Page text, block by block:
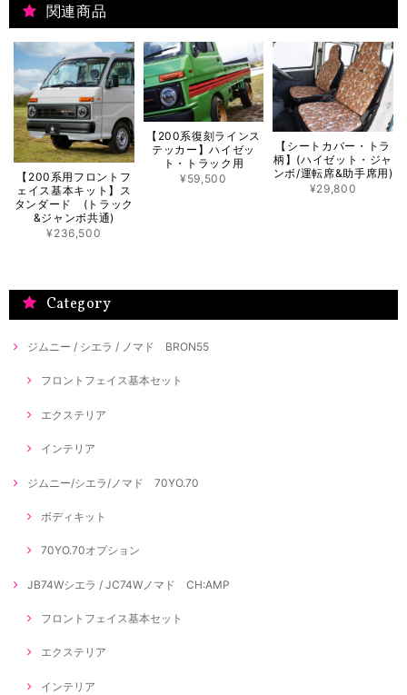
関連商品
【200系用フロントフ
ェイス基本キット】ス
タンダード (トラック
&ジャンボ共通)
¥236,500
【200系復刻ラインス
テッカー】ハイゼッ
ト・トラック用
¥59,500
【シートカバー・トラ
柄】(ハイゼット・ジャ
ンボ/運転席&助手席用)
¥29,800
Category
ジムニー / シエラ / ノマド BRON55
フロントフェイス基本セット
エクステリア
インテリア
ジムニー/シエラ/ノマド 70YO.70
ボディキット
70YO.70オプション
JB74Wシエラ / JC74Wノマド CH:AMP
フロントフェイス基本セット
エクステリア
インテリア